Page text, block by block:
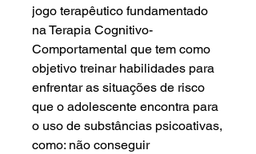
jogo terapêutico fundamentado
na Terapia Cognitivo-
Comportamental que tem como
objetivo treinar habilidades para
enfrentar as situações de risco
que o adolescente encontra para
o uso de substâncias psicoativas,
como: não conseguir